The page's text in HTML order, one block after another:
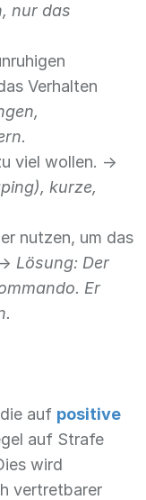
nur das
Verhalten
viel wollen. ->
kurze,
nutzen, um das
Lösung: Der
Er
auf positive
auf Strafe
wird
vertretbarer